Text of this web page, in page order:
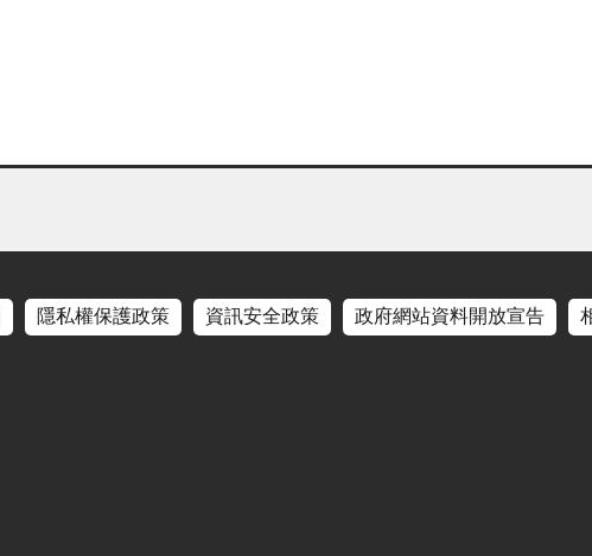
隱私權保護政策 資訊安全政策 政府網站資料開放宣告